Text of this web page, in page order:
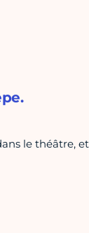
le théâtre,